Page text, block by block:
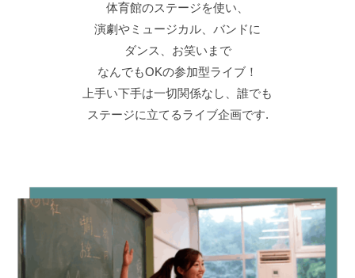
体育館のステージを使い、
演劇やミュージカル、バンドに
ダンス、お笑いまで
なんでもOKの参加型ライブ！
上手い下手は一切関係なし、誰でも
ステージに立てるライブ企画です.